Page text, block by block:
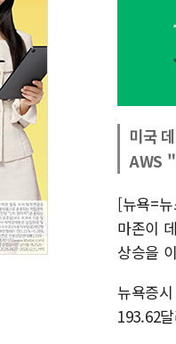
미국
AWS
[뉴욕=
마존이
상승을
뉴욕증
193.62